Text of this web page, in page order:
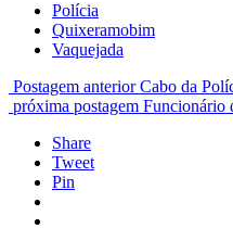
Polícia
Quixeramobim
Vaquejada
Postagem anterior Cabo da
próxima postagem Funcionário
Share
Tweet
Pin